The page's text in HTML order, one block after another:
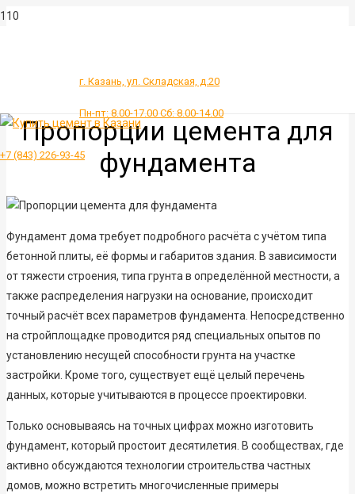
г. Казань, ул. Складская, д.20
Пн-пт: 8.00-17.00 Сб: 8.00-14.00
+7 (843) 226-93-45
Пропорции цемента для
фундамента
Фундамент дома требует подробного расчёта с учётом типа
бетонной плиты, её формы и габаритов здания. В зависимости
от тяжести строения, типа грунта в определённой местности, а
также распределения нагрузки на основание, происходит
точный расчёт всех параметров фундамента. Непосредственно
на стройплощадке проводится ряд специальных опытов по
установлению несущей способности грунта на участке
застройки. Кроме того, существует ещё целый перечень
данных, которые учитываются в процессе проектировки.
Только основываясь на точных цифрах можно изготовить
фундамент, который простоит десятилетия. В сообществах, где
активно обсуждаются технологии строительства частных
домов, можно встретить многочисленные примеры